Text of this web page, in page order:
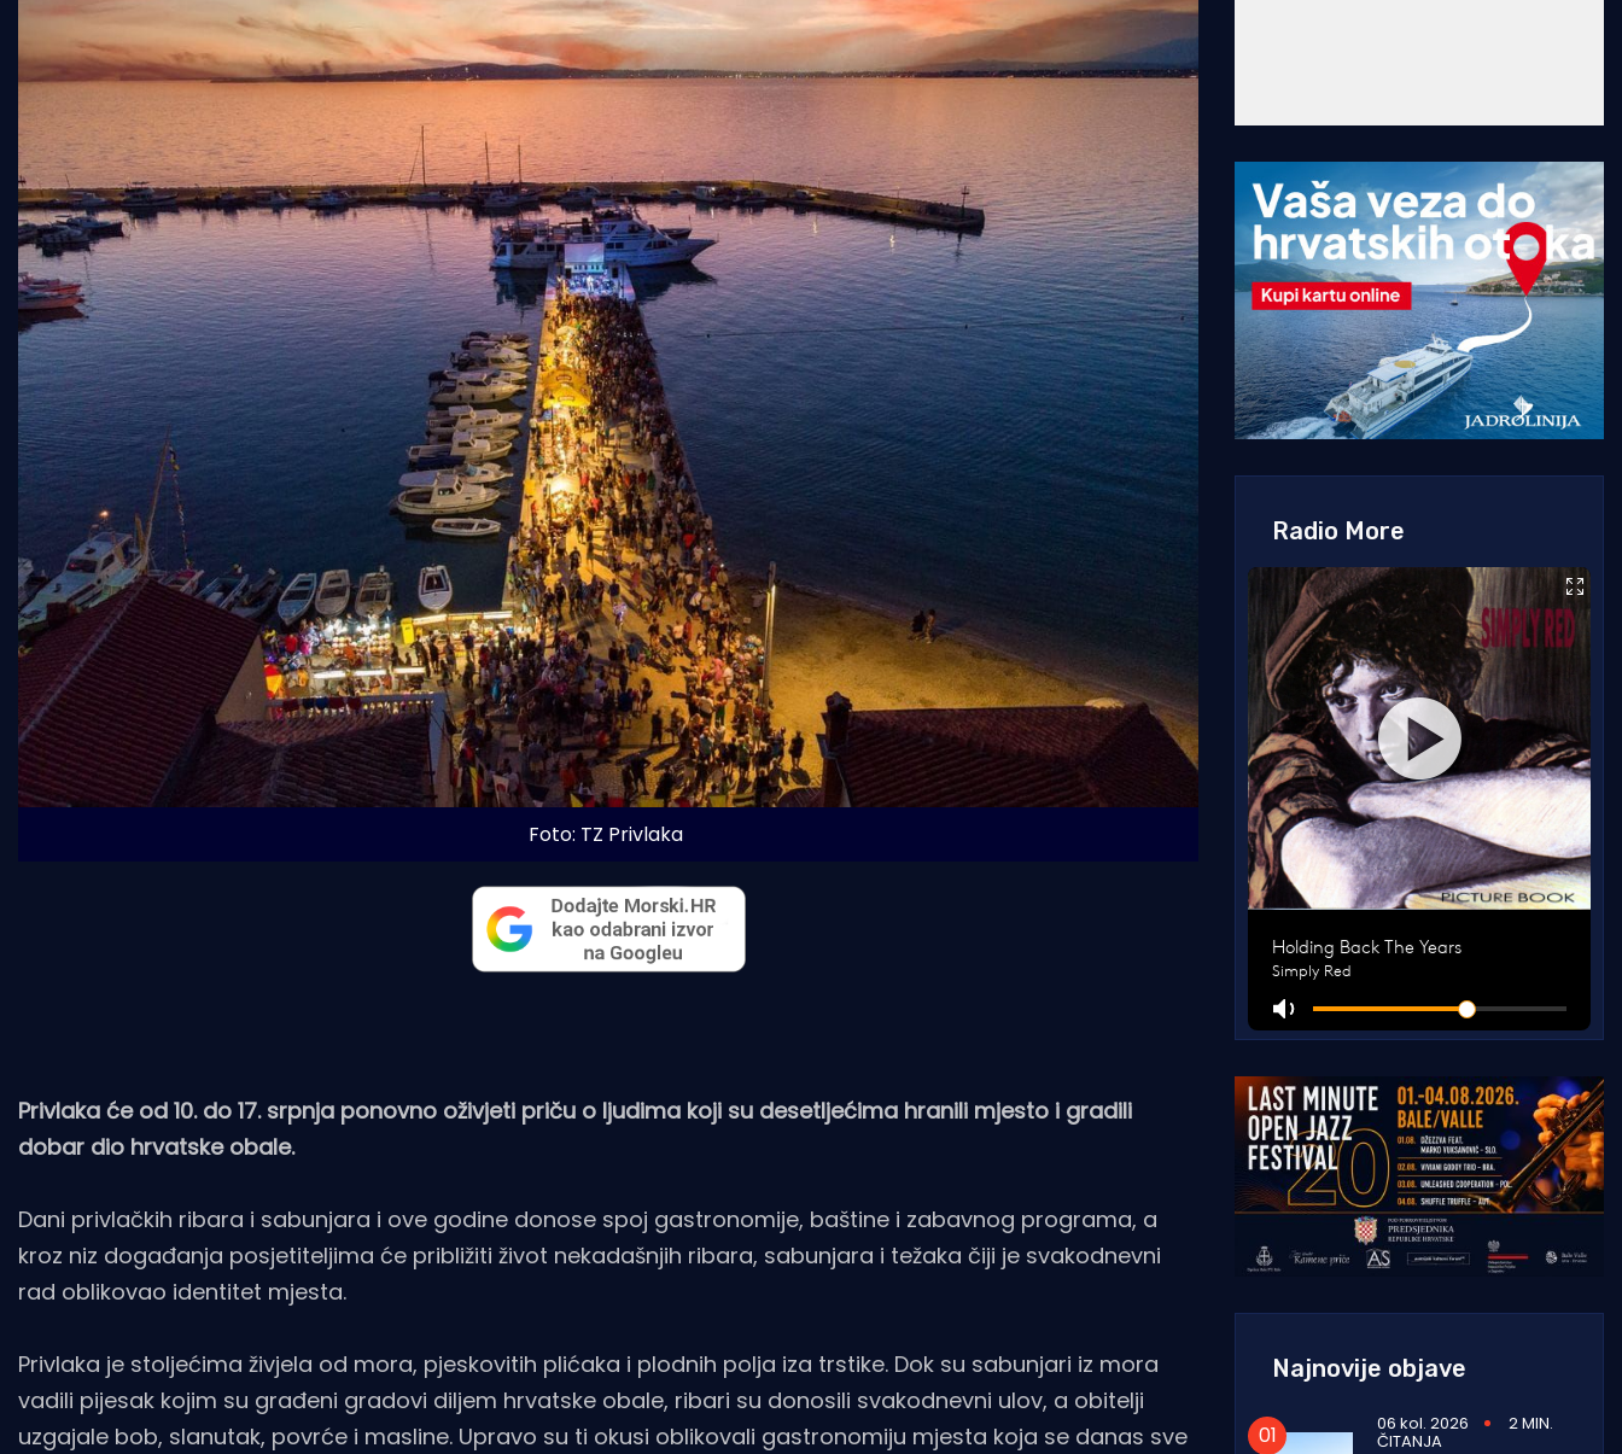
Foto: TZ Privlaka
Privlaka će od 10. do 17. srpnja ponovno oživjeti priču o ljudima koji su desetljećima hranili mjesto i gradili
dobar dio hrvatske obale.
Dani privlačkih ribara i sabunjara i ove godine donose spoj gastronomije, baštine i zabavnog programa, a
kroz niz događanja posjetiteljima će približiti život nekadašnjih ribara, sabunjara i težaka čiji je svakodnevni
rad oblikovao identitet mjesta.
Privlaka je stoljećima živjela od mora, pjeskovitih plićaka i plodnih polja iza trstike. Dok su sabunjari iz mora
vadili pijesak kojim su građeni gradovi diljem hrvatske obale, ribari su donosili svakodnevni ulov, a obitelji
uzgajale bob, slanutak, povrće i masline. Upravo su ti okusi oblikovali gastronomiju mjesta koja se danas sve
Radio More
Najnovije objave
06 kol. 2026 2 MIN.
ČITANJA